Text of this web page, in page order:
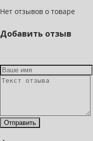
Нет отзывов о товаре
Добавить отзыв